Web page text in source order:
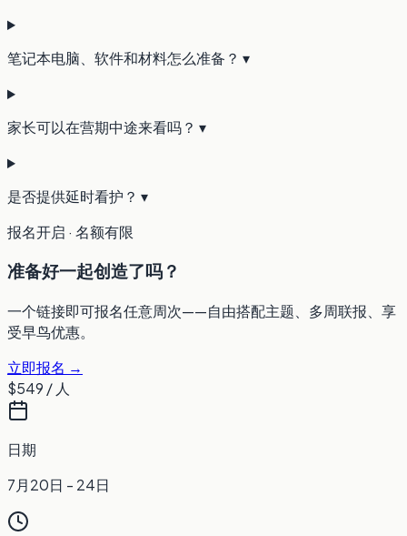
笔记本电脑、软件和材料怎么准备？ ▾
家长可以在营期中途来看吗？ ▾
是否提供延时看护？ ▾
报名开启 · 名额有限
准备好一起创造了吗？
一个链接即可报名任意周次——自由搭配主题、多周联报、享
受早鸟优惠。
立即报名 →
$549 / 人
日期
7月20日 - 24日